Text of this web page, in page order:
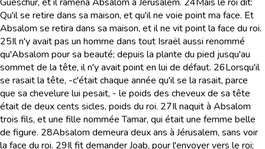
Qu'il se retire dans sa maison, et qu'il ne voie point ma face. Et
Absalom se retira dans sa maison, et il ne vit point la face du roi.
25Il n'y avait pas un homme dans tout Israël aussi renommé
qu'Absalom pour sa beauté; depuis la plante du pied jusqu'au
sommet de la tête, il n'y avait point en lui de défaut. 26Lorsqu'il
se rasait la tête, -c'était chaque année qu'il se la rasait, parce
que sa chevelure lui pesait, - le poids des cheveux de sa tête
était de deux cents sicles, poids du roi. 27Il naquit à Absalom
trois fils, et une fille nommée Tamar, qui était une femme belle
de figure. 28Absalom demeura deux ans à Jérusalem, sans voir
la face du roi. 29Il fit demander Joab, pour l'envoyer vers le roi;